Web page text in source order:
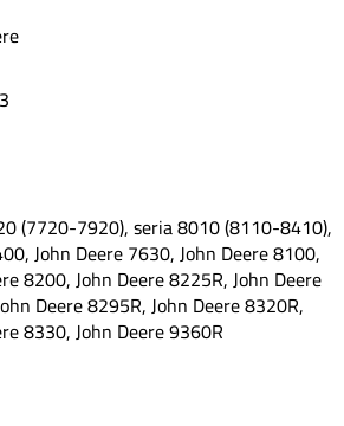
(7720-7920), seria 8010 (8110-8410),
John Deere 7630, John Deere 8100,
8200, John Deere 8225R, John Deere
Deere 8295R, John Deere 8320R,
8330, John Deere 9360R